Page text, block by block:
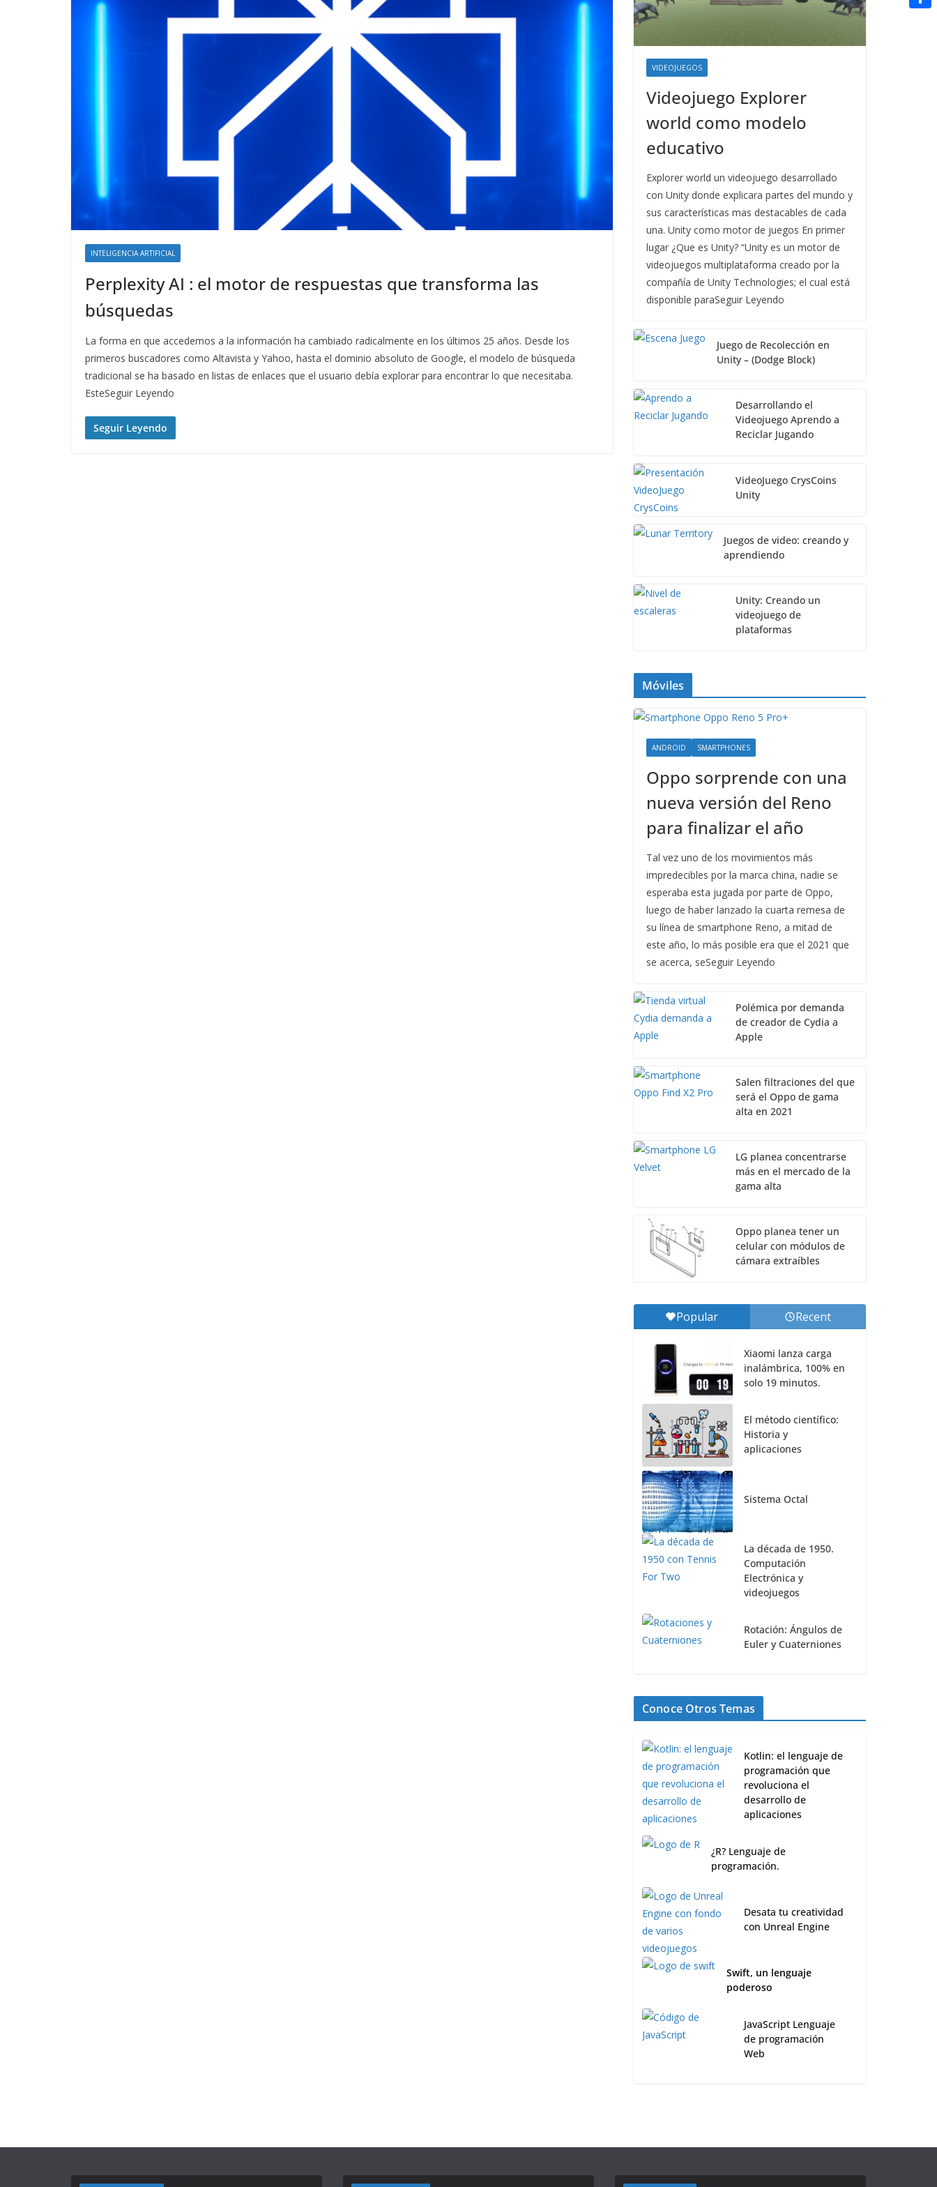
INTELIGENCIA ARTIFICIAL
Perplexity AI : el motor de respuestas que transforma las
búsquedas
La forma en que accedemos a la información ha cambiado radicalmente en los últimos 25 años. Desde los
primeros buscadores como Altavista y Yahoo, hasta el dominio absoluto de Google, el modelo de búsqueda
tradicional se ha basado en listas de enlaces que el usuario debía explorar para encontrar lo que necesitaba.
EsteSeguir Leyendo
Seguir Leyendo
VIDEOJUEGOS
Videojuego Explorer
world como modelo
educativo
Explorer world un videojuego desarrollado
con Unity donde explicara partes del mundo y
sus características mas destacables de cada
una. Unity como motor de juegos En primer
lugar ¿Que es Unity? “Unity es un motor de
videojuegos multiplataforma creado por la
compañía de Unity Technologies; el cual está
disponible paraSeguir Leyendo
Juego de Recolección en
Unity – (Dodge Block)
Desarrollando el
Videojuego Aprendo a
Reciclar Jugando
VideoJuego CrysCoins
Unity
Juegos de video: creando y
aprendiendo
Unity: Creando un
videojuego de
plataformas
Móviles
ANDROID SMARTPHONES
Oppo sorprende con una
nueva versión del Reno
para finalizar el año
Tal vez uno de los movimientos más
impredecibles por la marca china, nadie se
esperaba esta jugada por parte de Oppo,
luego de haber lanzado la cuarta remesa de
su línea de smartphone Reno, a mitad de
este año, lo más posible era que el 2021 que
se acerca, seSeguir Leyendo
Polémica por demanda
de creador de Cydia a
Apple
Salen filtraciones del que
será el Oppo de gama
alta en 2021
LG planea concentrarse
más en el mercado de la
gama alta
Oppo planea tener un
celular con módulos de
cámara extraíbles
Popular Recent
Xiaomi lanza carga
inalámbrica, 100% en
solo 19 minutos.
El método científico:
Historia y
aplicaciones
Sistema Octal
La década de 1950.
Computación
Electrónica y
videojuegos
Rotación: Ángulos de
Euler y Cuaterniones
Conoce Otros Temas
Kotlin: el lenguaje de
programación que
revoluciona el
desarrollo de
aplicaciones
¿R? Lenguaje de
programación.
Desata tu creatividad
con Unreal Engine
Swift, un lenguaje
poderoso
JavaScript Lenguaje
de programación
Web
n
a